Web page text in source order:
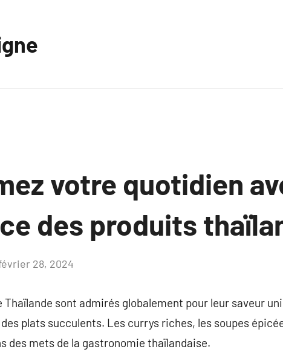
votre quotidien
des produits
28, 2024
sont admirés globalement pour leur saveur
plats succulents. Les currys riches, les soupes
des mets de la gastronomie thaïlandaise.